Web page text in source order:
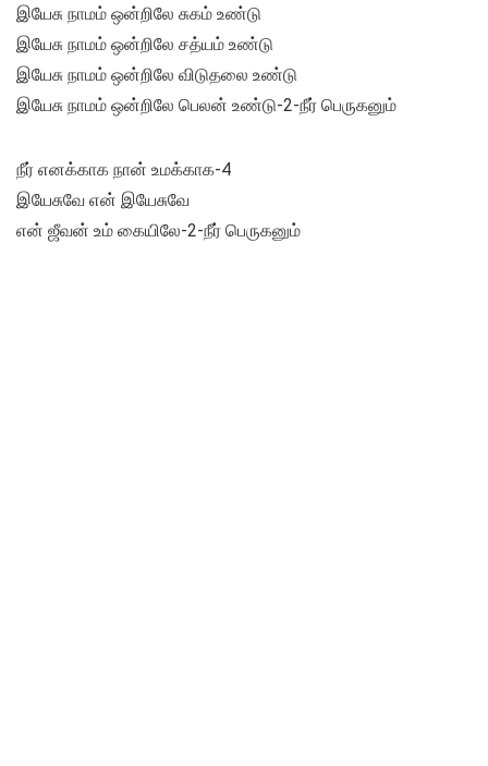
இயேசு நாமம் ஒன்றிலே சுகம் உண்டு
இயேசு நாமம் ஒன்றிலே சத்யம் உண்டு
இயேசு நாமம் ஒன்றிலே விடுதலை உண்டு
இயேசு நாமம் ஒன்றிலே பெலன் உண்டு-2-நீர் பெருகனும்
நீர் எனக்காக நான் உமக்காக-4
இயேசுவே என் இயேசுவே
என் ஜீவன் உம் கையிலே-2-நீர் பெருகனும்